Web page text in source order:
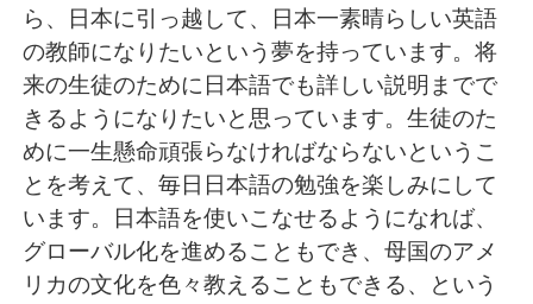
ら、日本に引っ越して、日本一素晴らしい英語
の教師になりたいという夢を持っています。将
来の生徒のために日本語でも詳しい説明までで
きるようになりたいと思っています。生徒のた
めに一生懸命頑張らなければならないというこ
とを考えて、毎日日本語の勉強を楽しみにして
います。日本語を使いこなせるようになれば、
グローバル化を進めることもでき、母国のアメ
リカの文化を色々教えることもできる、という